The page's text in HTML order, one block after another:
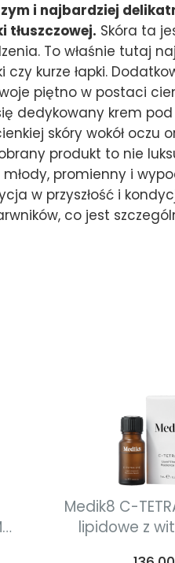
i najbardziej
tłuszczowej. Skóra ta
To właśnie tutaj
kurze łapki.
piętno w postaci
dedykowany krem
skóry wokół oczu
produkt to nie
promienny i
w przyszłość i
co jest
Medik8 C-
lipidowe z